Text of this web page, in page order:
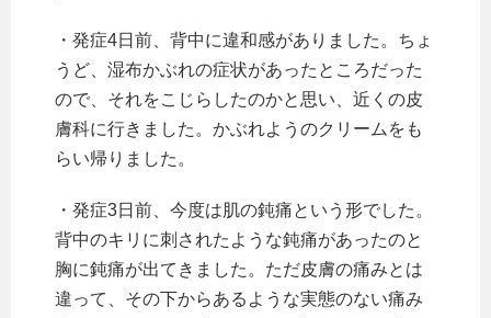
・発症4日前、背中に違和感がありました。ちょ
うど、湿布かぶれの症状があったところだった
ので、それをこじらしたのかと思い、近くの皮
膚科に行きました。かぶれようのクリームをも
らい帰りました。
・発症3日前、今度は肌の鈍痛という形でした。
背中のキリに刺されたような鈍痛があったのと
胸に鈍痛が出てきました。ただ皮膚の痛みとは
違って、その下からあるような実態のない痛み